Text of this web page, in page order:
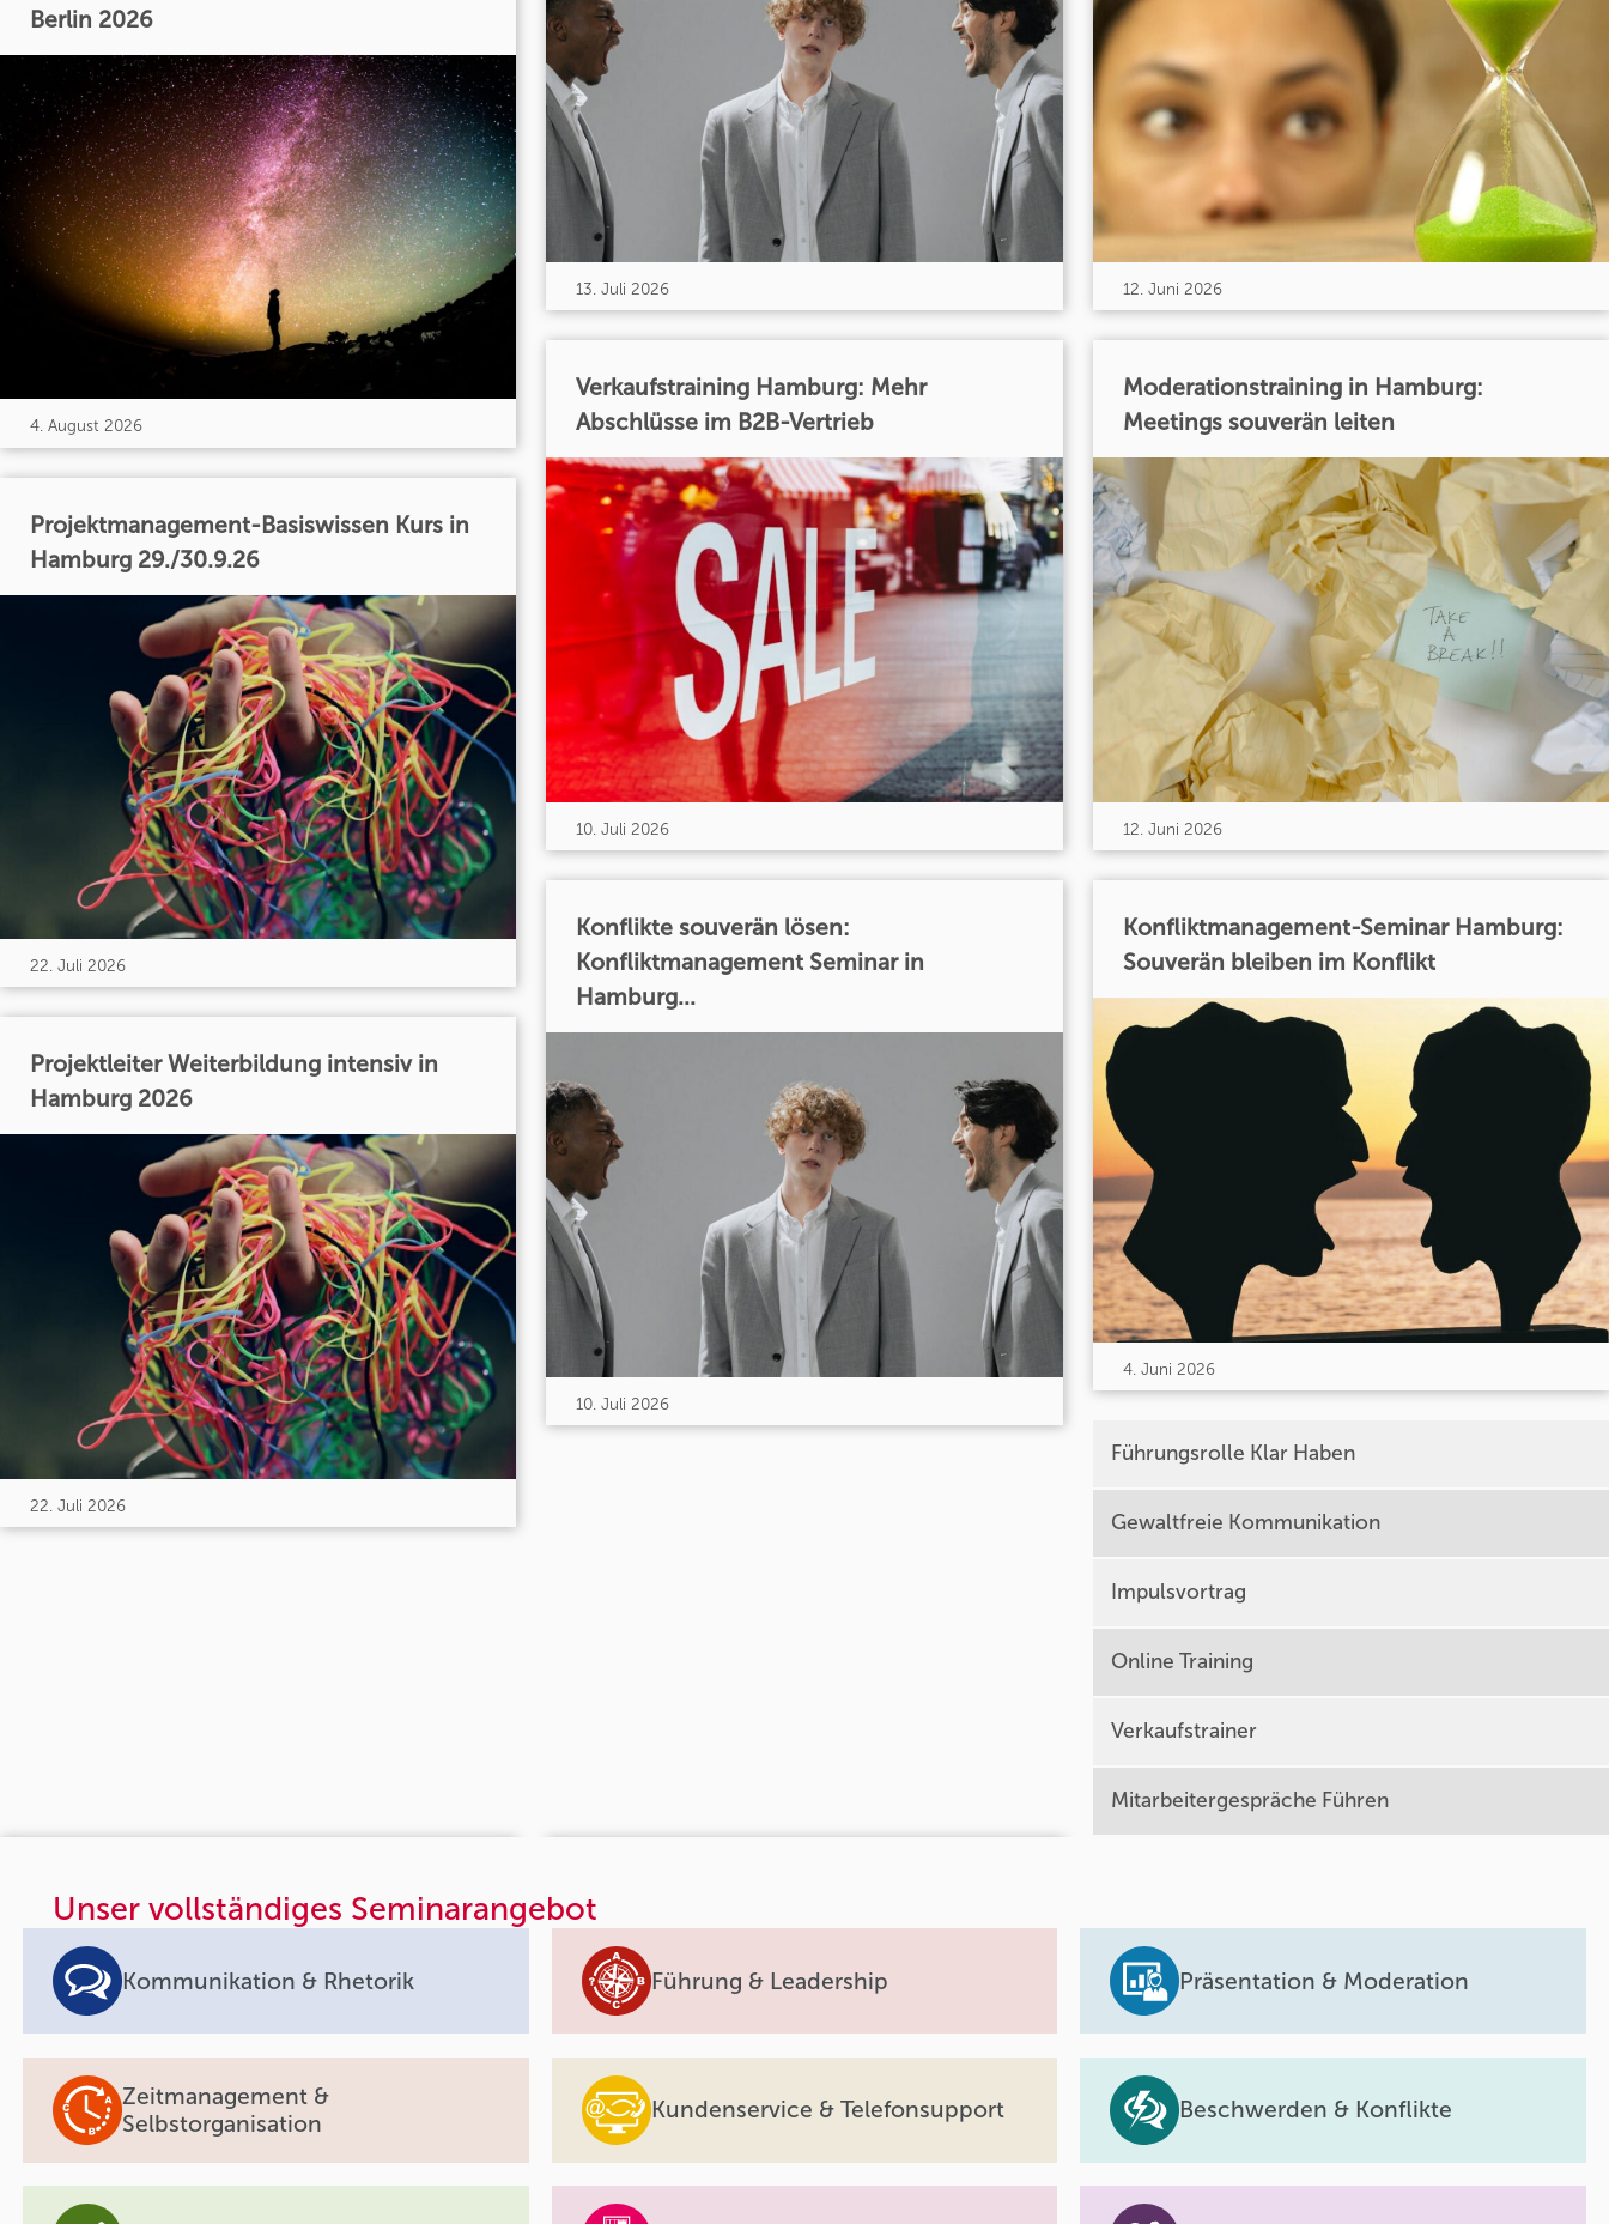
Berlin 2026
4. August 2026
Projektmanagement-Basiswissen Kurs in
Hamburg 29./30.9.26
22. Juli 2026
Projektleiter Weiterbildung intensiv in
Hamburg 2026
22. Juli 2026
13. Juli 2026
Verkaufstraining Hamburg: Mehr
Abschlüsse im B2B-Vertrieb
10. Juli 2026
Konflikte souverän lösen:
Konfliktmanagement Seminar in
Hamburg...
10. Juli 2026
12. Juni 2026
Moderationstraining in Hamburg:
Meetings souverän leiten
12. Juni 2026
Konfliktmanagement-Seminar Hamburg:
Souverän bleiben im Konflikt
4. Juni 2026
Führungsrolle Klar Haben
Gewaltfreie Kommunikation
Impulsvortrag
Online Training
Verkaufstrainer
Mitarbeitergespräche Führen
Unser vollständiges Seminarangebot
Kommunikation & Rhetorik Führung & Leadership Präsentation & Moderation
Zeitmanagement &
Selbstorganisation
Kundenservice & Telefonsupport Beschwerden & Konflikte